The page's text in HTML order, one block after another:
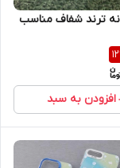
ترند شفاف مناسب
12
افزودن به سبد